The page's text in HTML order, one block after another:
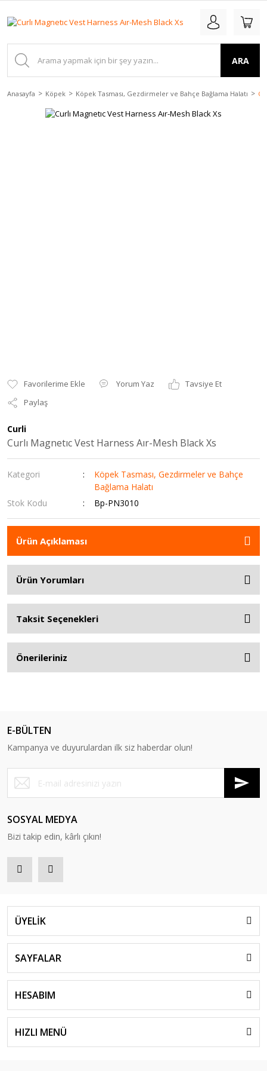
ARA
Anasayfa Köpek Köpek Tasması, Gezdirmeler ve Bahçe Bağlama Halatı
Yorum Yaz
Tavsiye Et
Paylaş
Curli
Curlı Magnetıc Vest Harness Aır-Mesh Black Xs
Kategori
Köpek Tasması, Gezdirmeler ve Bahçe
Bağlama Halatı
Stok Kodu
Bp-PN3010
Ürün Açıklaması
Ürün Yorumları
Taksit Seçenekleri
Önerileriniz
E-BÜLTEN
Kampanya ve duyurulardan ilk siz haberdar olun!
SOSYAL MEDYA
Bizi takip edin, kârlı çıkın!
ÜYELİK
SAYFALAR
HESABIM
HIZLI MENÜ